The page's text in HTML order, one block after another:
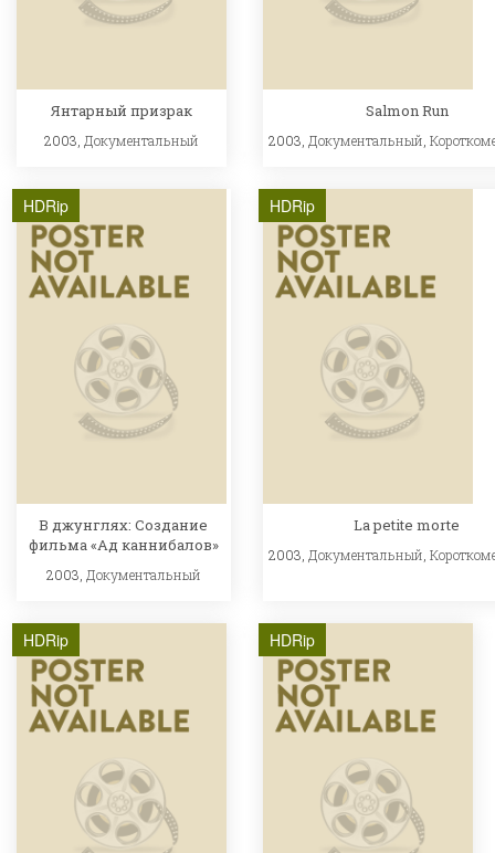
Янтарный призрак
2003, Документальный
Salmon Run
2003,Документальный,
HDRip
В джунглях: Создание
фильма «Ад каннибалов»
2003, Документальный
HDRip
La petite morte
2003, Документальный ,
HDRip HDRip